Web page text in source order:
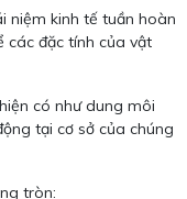
niệm kinh tế tuần hoàn
các đặc tính của vật
có như dung môi
tại cơ sở của chúng
tròn: